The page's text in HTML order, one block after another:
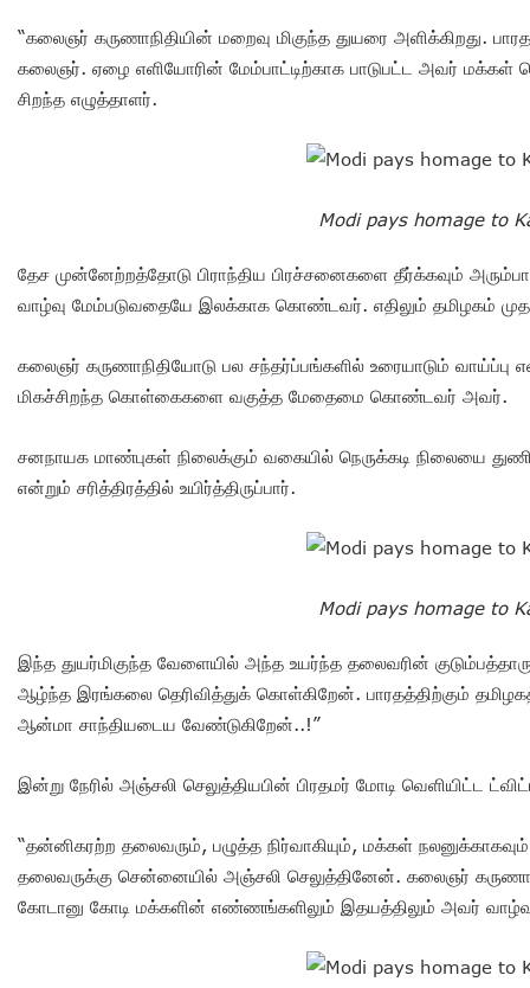
“கலைஞர் கருணாநிதியின் மறைவு மிகுந்த துயரை அளிக்கிறது.
கலைஞர். ஏழை எளியோரின் மேம்பாட்டிற்காக பாடுபட்ட அவர் மக்கள்
சிறந்த எழுத்தாளர்.
Modi pays homage to
தேச முன்னேற்றத்தோடு பிராந்திய பிரச்சனைகளை தீர்க்கவும்
வாழ்வு மேம்படுவதையே இலக்காக கொண்டவர். எதிலும் தமிழகம்
கலைஞர் கருணாநிதியோடு பல சந்தர்ப்பங்களில் உரையாடும் வாய்ப்பு
மிகச்சிறந்த கொள்கைகளை வகுத்த மேதைமை கொண்டவர் அவர்.
சனநாயக மாண்புகள் நிலைக்கும் வகையில் நெருக்கடி நிலையை
என்றும் சரித்திரத்தில் உயிர்த்திருப்பார்.
Modi pays homage to
இந்த துயர்மிகுந்த வேளையில் அந்த உயர்ந்த தலைவரின்
ஆழ்ந்த இரங்கலை தெரிவித்துக் கொள்கிறேன். பாரதத்திற்கும்
ஆன்மா சாந்தியடைய வேண்டுகிறேன்..!”
இன்று நேரில் அஞ்சலி செலுத்தியபின் பிரதமர் மோடி வெளியிட்ட
“தன்னிகரற்ற தலைவரும், பழுத்த நிர்வாகியும், மக்கள்
தலைவருக்கு சென்னையில் அஞ்சலி செலுத்தினேன். கலைஞர்
கோடானு கோடி மக்களின் எண்ணங்களிலும் இதயத்திலும் அவர்